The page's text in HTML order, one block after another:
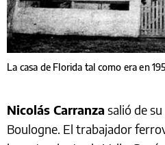
La casa de Florida tal como era en
Nicolás Carranza salió de
Boulogne. El trabajador